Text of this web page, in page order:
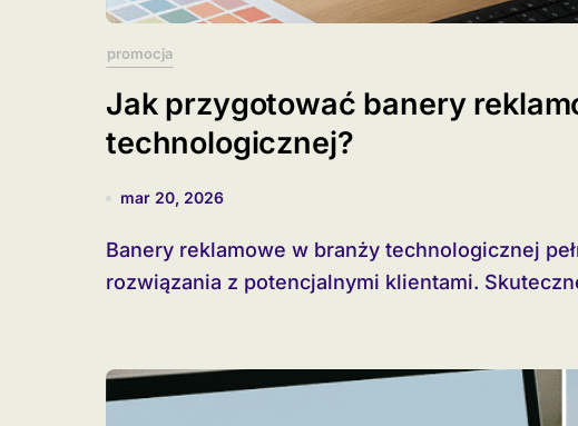
promocja
Jak przygotować banery
technologicznej?
mar 20, 2026
Banery reklamowe w branży technologicznej pełnią funkcję mostu łączącego innowacyjne
rozwiązania z potencjalnymi klientami.